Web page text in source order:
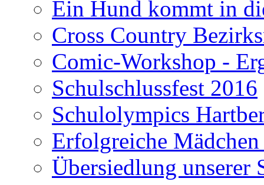
Ein Hund kommt in
Cross Country
Comic-Workshop -
Schulschlussfest 2016
Schulolympics
Erfolgreiche Mädchen
Übersiedlung unserer